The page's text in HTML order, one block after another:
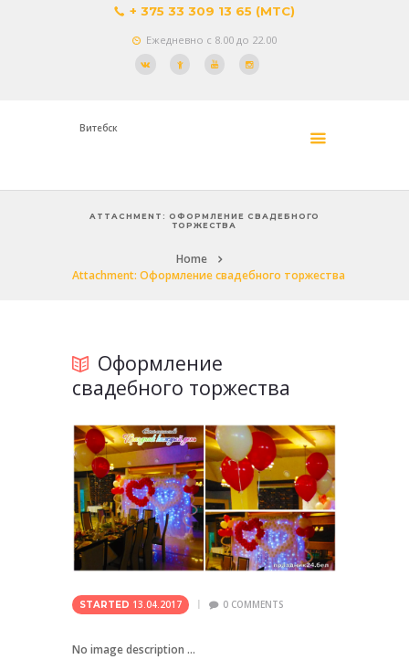
+ 375 33 309 13 65 (МТС)
Ежедневно с 8.00 до 22.00
Витебск
ATTACHMENT: ОФОРМЛЕНИЕ СВАДЕБНОГО
ТОРЖЕСТВА
Home
Attachment: Оформление свадебного торжества
Оформление
свадебного торжества
STARTED 13.04.2017 0COMMENTS
No image description ...